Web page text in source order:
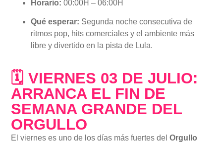
Horario: 00:00H – 06:00H
Qué esperar: Segunda noche consecutiva de
ritmos pop, hits comerciales y el ambiente más
libre y divertido en la pista de Lula.
🗓 VIERNES 03 DE JULIO:
ARRANCA EL FIN DE
SEMANA GRANDE DEL
ORGULLO
El viernes es uno de los días más fuertes delOrgullo